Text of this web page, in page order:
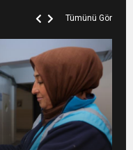
Tümünü Gör